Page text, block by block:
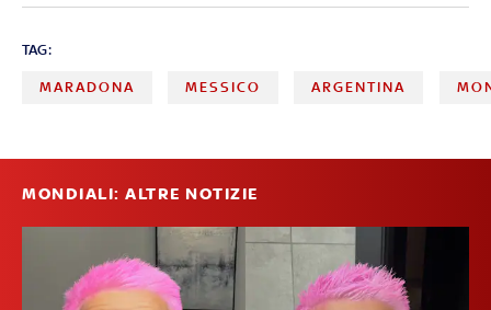
TAG:
MARADONA MESSICO ARGENTINA
MONDIALI: ALTRE NOTIZIE